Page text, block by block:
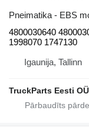
Pneimatika - EBS
4800030640
1998070 1747130
Igaunija, Tallinn
TruckParts Eesti OÜ